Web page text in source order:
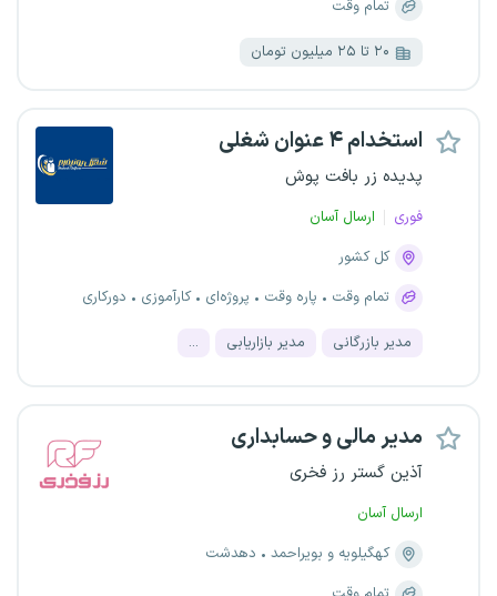
تمام وقت
۲۰ تا ۲۵ میلیون تومان
استخدام ۴ عنوان شغلی
پدیده زر بافت پوش
فوری
ارسال آسان
کل کشور
تمام وقت
پاره وقت پروژه‌ای کارآموزی دورکاری
مدیر بازرگانی مدیر بازاریابی ...
مدیر مالی و حسابداری
آذین گستر رز فخری
ارسال آسان
کهگیلویه و بویراحمد
دهدشت